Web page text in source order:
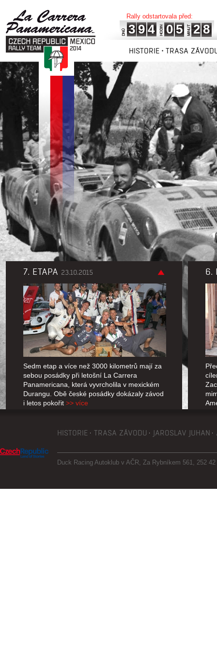
Rally odstartovala před:
3 9 4 0 5 2 8
HISTORIE TRASA
7. ETAPA 23.10.2015
Sedm etap a více než 3000 kilometrů mají za
sebou posádky při letošní La Carrera
Panamericana, která vyvrcholila v mexickém
Durangu. Obě české posádky dokázaly závod
i letos pokořit >> více
6.
HISTORIE TRASA ZÁVODU JAROSLAV JUHAN
Duck Racing Autoklub v AČR, Za Rybníkem 561, 252